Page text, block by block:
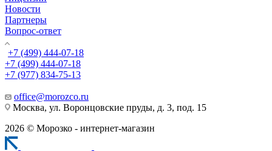
Новости
Партнеры
Вопрос-ответ
+7 (499) 444-07-18
+7 (499) 444-07-18
+7 (977) 834-75-13
office@morozco.ru
Москва, ул. Воронцовские пруды, д. 3, под. 15
2026 © Морозко - интернет-магазин